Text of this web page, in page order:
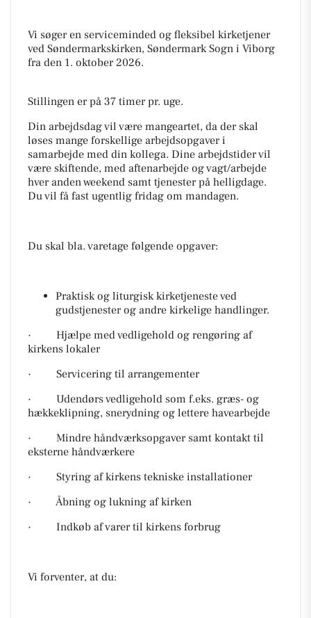
Vi søger en serviceminded og fleksibel kirketjener
ved Søndermarkskirken, Søndermark Sogn i Viborg
fra den 1. oktober 2026.
Stillingen er på 37 timer pr. uge.
Din arbejdsdag vil være mangeartet, da der skal
løses mange forskellige arbejdsopgaver i
samarbejde med din kollega. Dine arbejdstider vil
være skiftende, med aftenarbejde og vagt/arbejde
hver anden weekend samt tjenester på helligdage.
Du vil få fast ugentlig fridag om mandagen.
Du skal bla. varetage følgende opgaver:
Praktisk og liturgisk kirketjeneste ved
gudstjenester og andre kirkelige handlinger.
· Hjælpe med vedligehold og rengøring af
kirkens lokaler
· Servicering til arrangementer
· Udendørs vedligehold som f.eks. græs- og
hækkeklipning, snerydning og lettere havearbejde
· Mindre håndværksopgaver samt kontakt til
eksterne håndværkere
· Styring af kirkens tekniske installationer
· Åbning og lukning af kirken
· Indkøb af varer til kirkens forbrug
Vi forventer, at du: